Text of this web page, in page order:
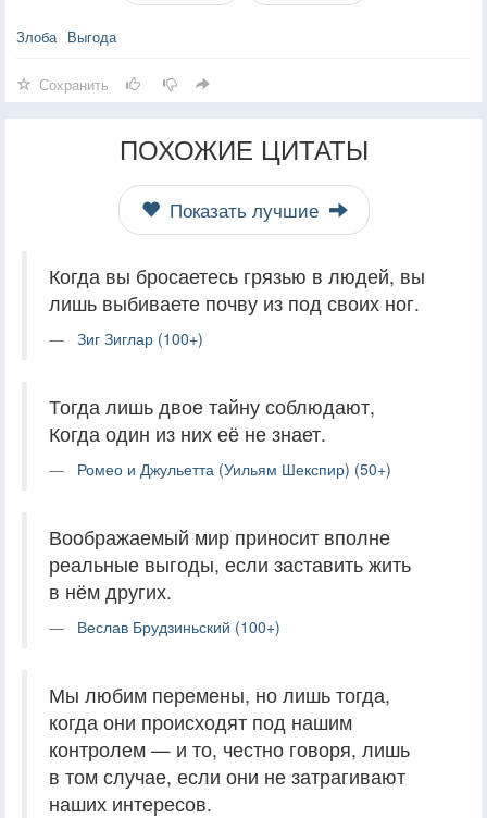
Злоба Выгода
Сохранить
ПОХОЖИЕ ЦИТАТЫ
Показать лучшие
Когда вы бросаетесь грязью в людей, вы
лишь выбиваете почву из под своих ног.
Зиг Зиглар (100+)
Тогда лишь двое тайну соблюдают,
Когда один из них её не знает.
Ромео и Джульетта (Уильям Шекспир) (50+)
Воображаемый мир приносит вполне
реальные выгоды, если заставить жить
в нём других.
Веслав Брудзиньский (100+)
Мы любим перемены, но лишь тогда,
когда они происходят под нашим
контролем — и то, честно говоря, лишь
в том случае, если они не затрагивают
наших интересов.